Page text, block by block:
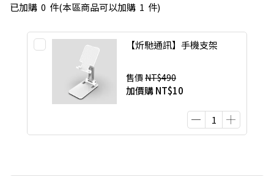
已加購 0 件(本區商品可以加購 1 件)
【炘馳通訊】手機支架
售價 NT$490
加價購NT$10